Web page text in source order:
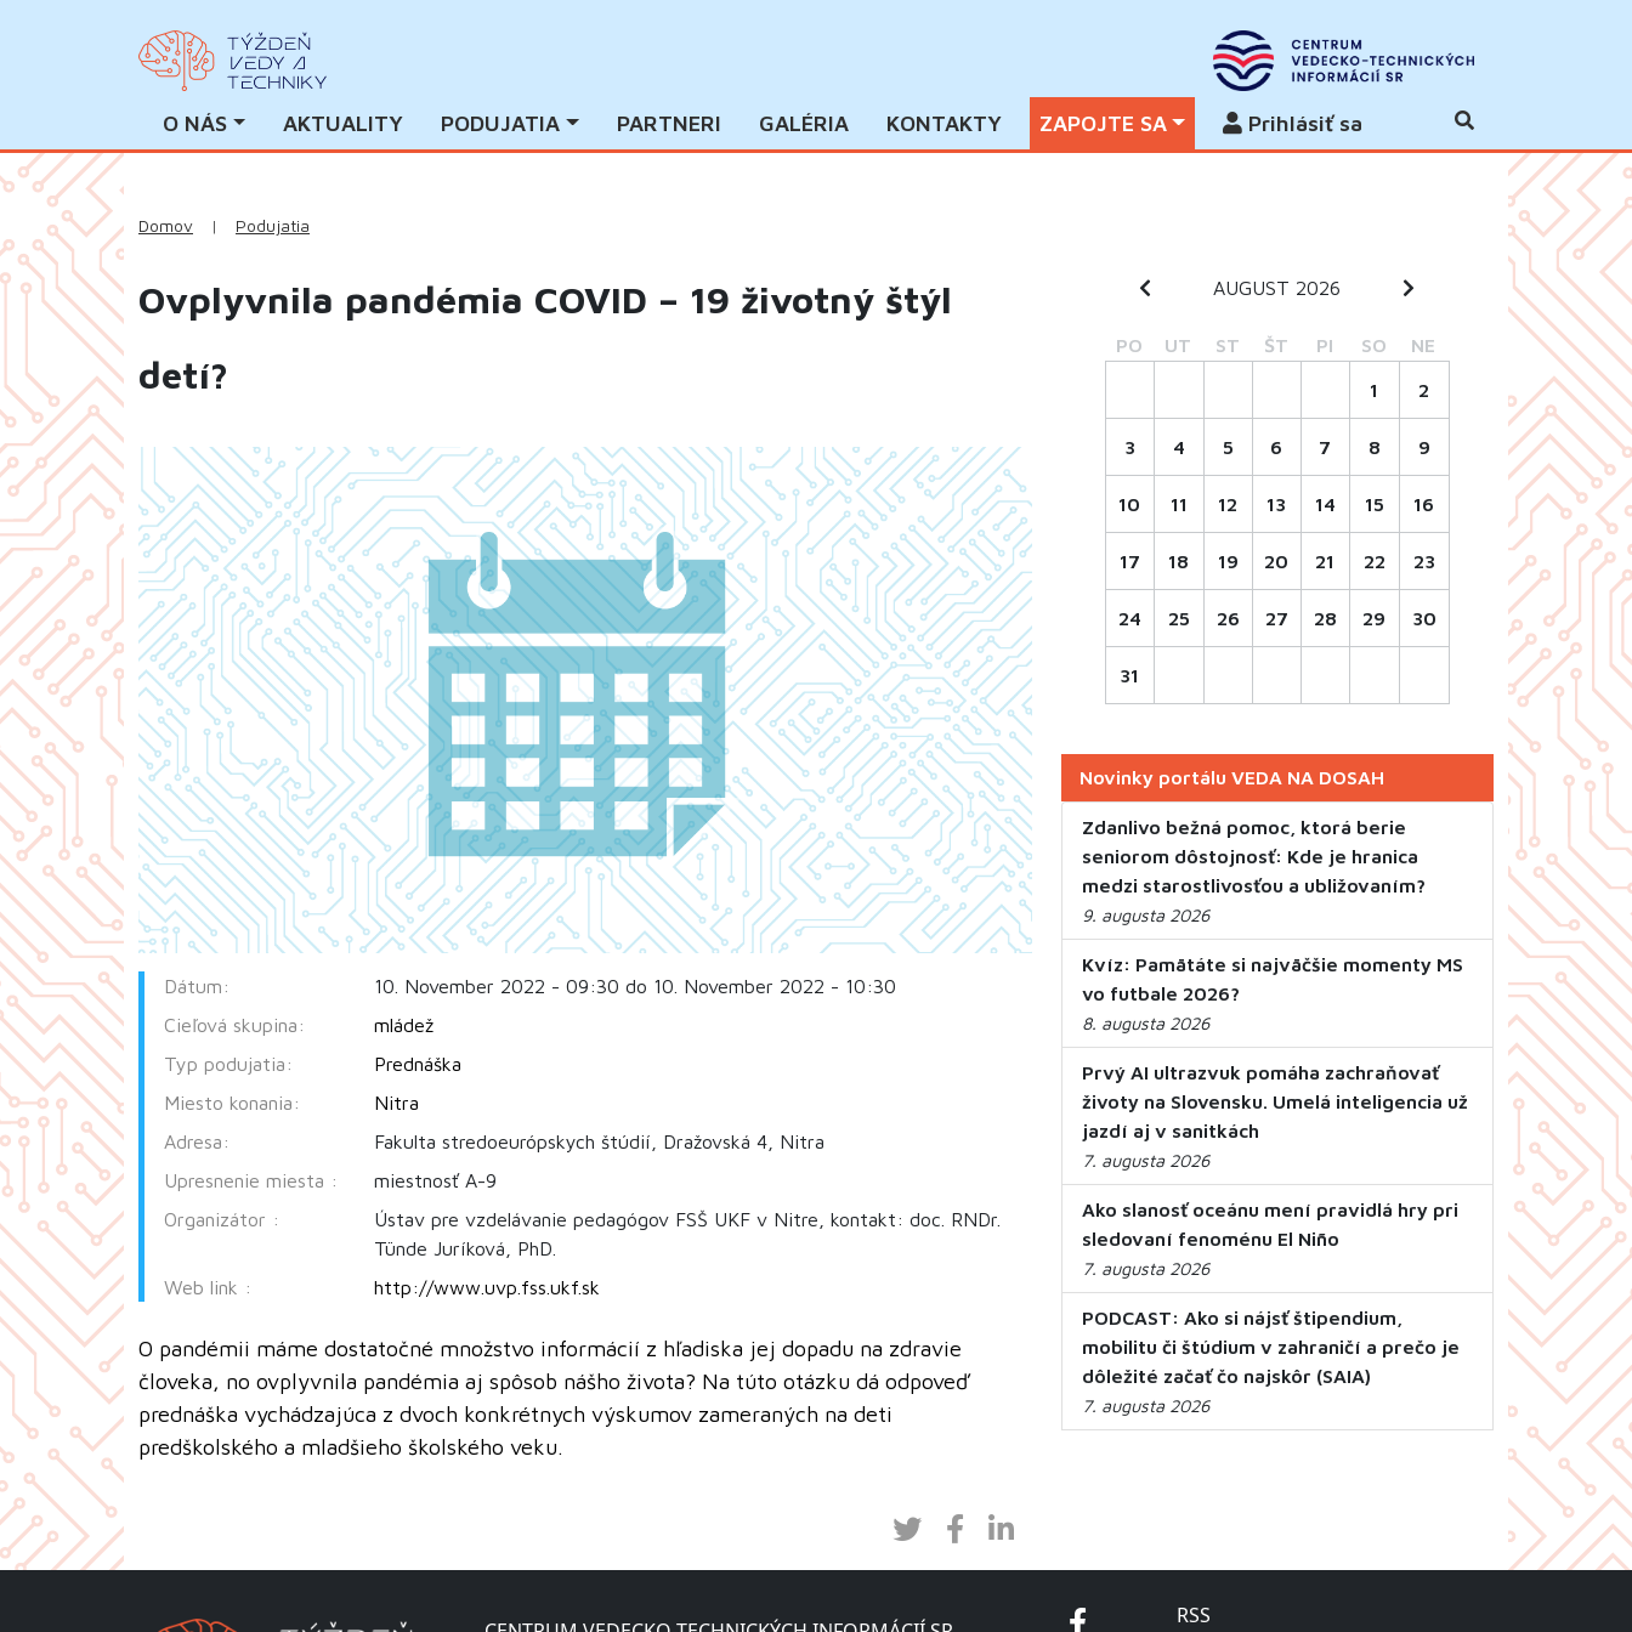
O NÁS AKTUALITY PODUJATIA PARTNERI GALÉRIA KONTAKTY ZAPOJTE SA Prihlásiť sa
Domov | Podujatia
Ovplyvnila pandémia COVID – 19 životný štýl
detí?
Dátum:
10. November 2022 - 09:30 do 10. November 2022 - 10:30
Cieľová skupina:
mládež
Typ podujatia:
Prednáška
Miesto konania:
Nitra
Adresa:
Fakulta stredoeurópskych štúdií, Dražovská 4, Nitra
Upresnenie miesta :
miestnosť A-9
Organizátor :
Ústav pre vzdelávanie pedagógov FSŠ UKF v Nitre, kontakt: doc. RNDr.
Tünde Juríková, PhD.
Web link :
http://www.uvp.fss.ukf.sk
O pandémii máme dostatočné množstvo informácií z hľadiska jej dopadu na zdravie
človeka, no ovplyvnila pandémia aj spôsob nášho života? Na túto otázku dá odpoveď
prednáška vychádzajúca z dvoch konkrétnych výskumov zameraných na deti
predškolského a mladšieho školského veku.
AUGUST 2026
PO UT ST ŠT PI SO NE
1 2
3 4 5 6 7 8 9
10 11 12 13 14 15 16
17 18 19 20 21 22 23
24 25 26 27 28 29 30
31
Novinky portálu VEDA NA DOSAH
Zdanlivo bežná pomoc, ktorá berie
seniorom dôstojnosť: Kde je hranica
medzi starostlivosťou a ubližovaním?
9. augusta 2026
Kvíz: Pamätáte si najväčšie momenty MS
vo futbale 2026?
8. augusta 2026
Prvý AI ultrazvuk pomáha zachraňovať
životy na Slovensku. Umelá inteligencia už
jazdí aj v sanitkách
7. augusta 2026
Ako slanosť oceánu mení pravidlá hry pri
sledovaní fenoménu El Niño
7. augusta 2026
PODCAST: Ako si nájsť štipendium,
mobilitu či štúdium v zahraničí a prečo je
dôležité začať čo najskôr (SAIA)
7. augusta 2026
RSS